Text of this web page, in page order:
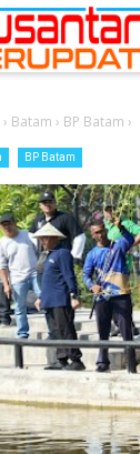
› Batam › BP Batam ›
BP Batam